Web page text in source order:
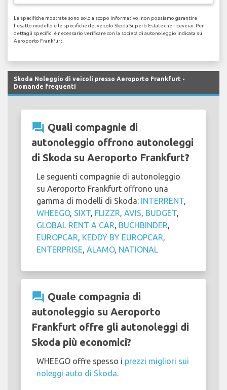
Le specifiche mostrate sono solo a scopo informativo, non possiamo garantire
l'esatto modello e le specifiche del veicolo Skoda Superb Estate che riceverai. Per
dettagli specifici è necessario verificare con la società di autonoleggio indicata su
Aeroporto Frankfurt.
Skoda Noleggio di veicoli presso Aeroporto Frankfurt -
Domande frequenti
question_answer Quali compagnie di
autonoleggio offrono autonoleggi
di Skoda su Aeroporto Frankfurt?
Le seguenti compagnie di autonoleggio
su Aeroporto Frankfurt offrono una
gamma di modelli di Skoda: INTERRENT
WHEEGO, SIXT FLIZZR AVIS BUDGET
GLOBAL RENT A CAR BUCHBINDER
EUROPCAR KEDDY BY EUROPCAR
ENTERPRISE ALAMO, NATIONAL
question_answer Quale compagnia di
autonoleggio su Aeroporto
Frankfurt offre gli autonoleggi di
Skoda più economici?
WHEEGO offre spesso i prezzi migliori sui
noleggi auto di Skoda